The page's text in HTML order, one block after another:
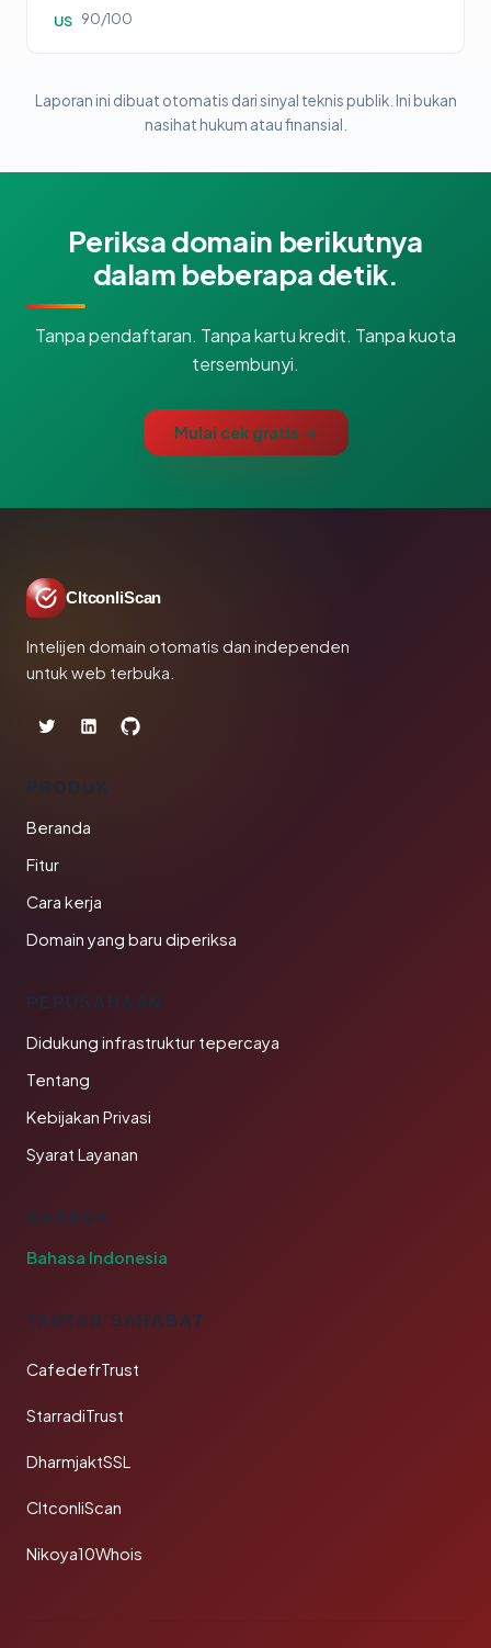
US 90/100
Laporan ini dibuat otomatis dari sinyal teknis publik. Ini bukan
nasihat hukum atau finansial.
Periksa domain berikutnya
dalam beberapa detik.
Tanpa pendaftaran. Tanpa kartu kredit. Tanpa kuota
tersembunyi.
Mulai cek gratis →
CltconliScan
Intelijen domain otomatis dan independen
untuk web terbuka.
PRODUK
Beranda
Fitur
Cara kerja
Domain yang baru diperiksa
PERUSAHAAN
Didukung infrastruktur tepercaya
Tentang
Kebijakan Privasi
Syarat Layanan
BAHASA
Bahasa Indonesia
TAUTAN SAHABAT
CafedefrTrust
StarradiTrust
DharmjaktSSL
CltconliScan
Nikoya10Whois